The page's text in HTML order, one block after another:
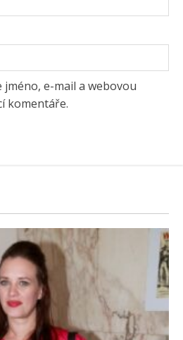
e-mail a webovou
komentáře.